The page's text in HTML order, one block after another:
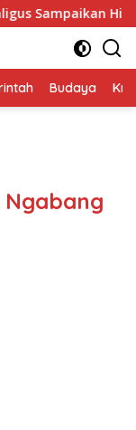
Kamtibmas
Budaya
Ngabang